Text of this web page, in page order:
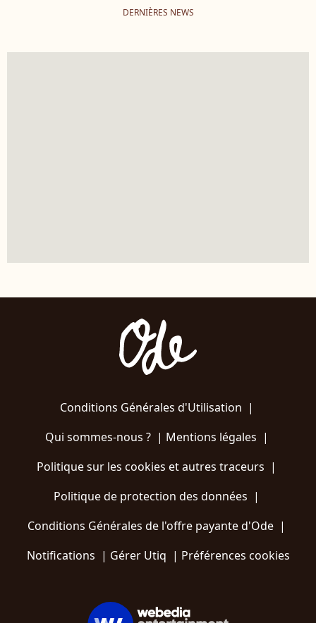
DERNIÈRES NEWS
Conditions Générales d'Utilisation |
Qui sommes-nous ?| Mentions légales |
Politique sur les cookies et autres traceurs |
Politique de protection des données |
Conditions Générales de l'offre payante d'Ode |
Notifications | Gérer Utiq | Préférences cookies